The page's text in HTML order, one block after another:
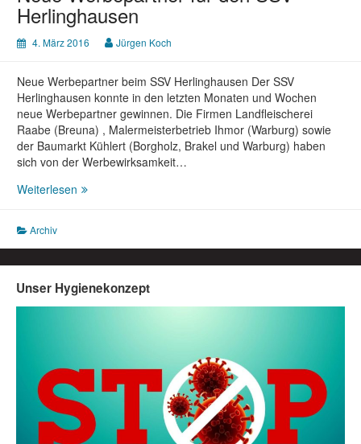
Herlinghausen
4. März 2016 Jürgen Koch
Neue Werbepartner beim SSV Herlinghausen Der SSV
Herlinghausen konnte in den letzten Monaten und Wochen
neue Werbepartner gewinnen. Die Firmen Landfleischerei
Raabe (Breuna) , Malermeisterbetrieb Ihmor (Warburg) sowie
der Baumarkt Kühlert (Borgholz, Brakel und Warburg) haben
sich von der Werbewirksamkeit…
Weiterlesen Neue
SSV
Herlinghausen
Archiv
Unser Hygienekonzept